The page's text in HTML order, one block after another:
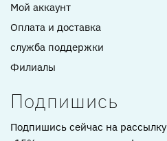
Мой аккаунт
Оплата и доставка
служба поддержки
Филиалы
Подпишись
Подпишись сейчас на